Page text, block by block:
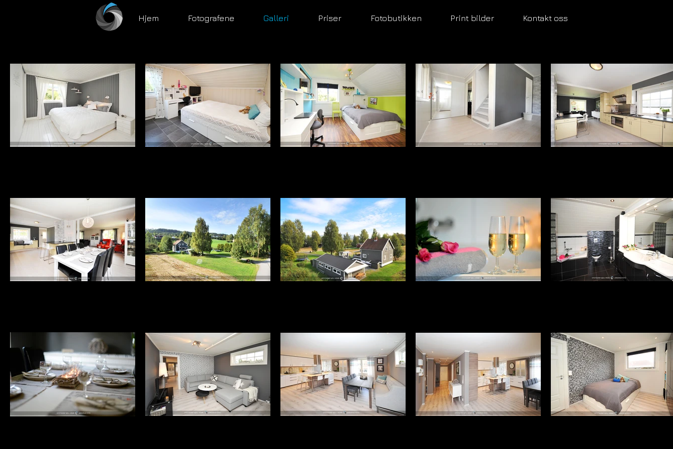
Hjem Fotografene Galleri Priser Fotobutikken Print bilder Kontakt oss